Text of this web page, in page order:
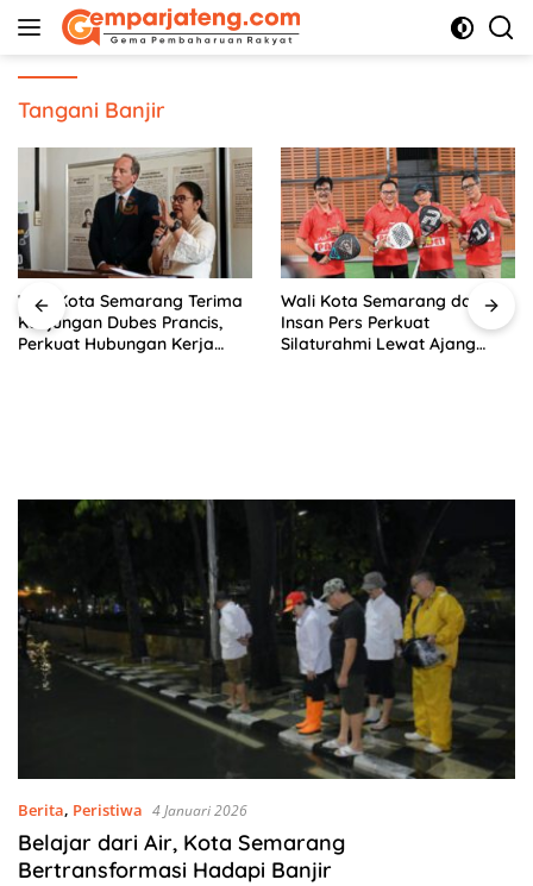
Langsung
Tangani Banjir
Wali Kota Semarang Terima
Kunjungan Dubes Prancis,
Perkuat Hubungan Kerja
Wali Kota Semarang dan
Insan Pers Perkuat
Silaturahmi Lewat Ajang
Berita, Peristiwa 4 Januari 2026
Belajar dari Air, Kota Semarang
Bertransformasi Hadapi Banjir